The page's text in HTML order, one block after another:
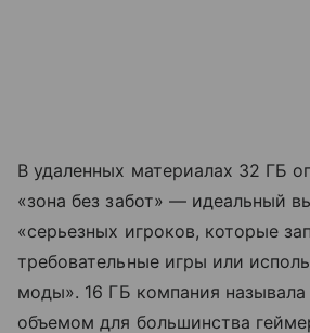
В удаленных материалах 32 ГБ
«зона без забот» — идеальный
«серьезных игроков, которые
требовательные игры или
моды». 16 ГБ компания
объемом для большинства